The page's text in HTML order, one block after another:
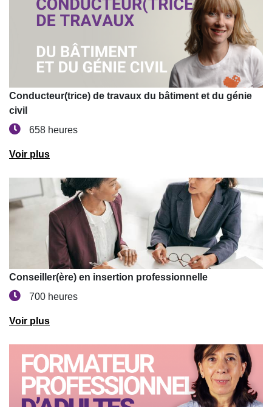
Conducteur(trice) de travaux du bâtiment et du génie
civil
658 heures
Voir plus
Conseiller(ère) en insertion professionnelle
700 heures
Voir plus